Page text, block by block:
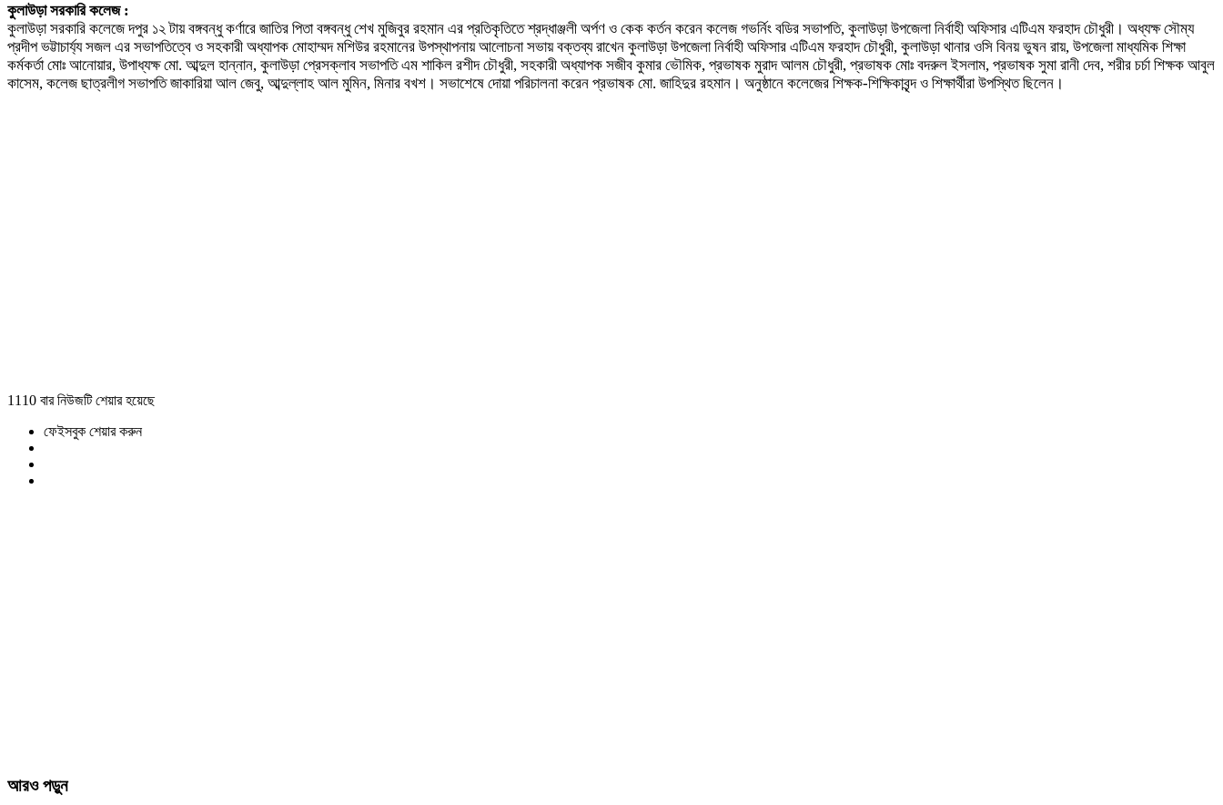
কুলাউড়া সরকারি কলেজ :
কুলাউড়া সরকারি কলেজে দপুর ১২ টায় বঙ্গবন্ধু কর্ণারে জাতির পিতা বঙ্গবন্ধু শেখ মুজিবুর রহমান এর প্রতিকৃতিতে শ্রদ্ধাঞ্জলী অর্পণ ও কেক কর্তন করেন কলেজ গভর্নিং বডির সভাপতি, কুলাউড়া উপজেলা নির্বাহী অফিসার এটিএম ফরহাদ চৌধুরী। অধ্যক্ষ সৌম্য
প্রদীপ ভট্টাচার্য্য সজল এর সভাপতিত্বে ও সহকারী অধ্যাপক মোহাম্মদ মশিউর রহমানের উপস্থাপনায় আলোচনা সভায় বক্তব্য রাখেন কুলাউড়া উপজেলা নির্বাহী অফিসার এটিএম ফরহাদ চৌধুরী, কুলাউড়া থানার ওসি বিনয় ভুষন রায়, উপজেলা মাধ্যমিক শিক্ষা
কর্মকর্তা মোঃ আনোয়ার, উপাধ্যক্ষ মো. আব্দুল হান্নান, কুলাউড়া প্রেসক্লাব সভাপতি এম শাকিল রশীদ চৌধুরী, সহকারী অধ্যাপক সজীব কুমার ভৌমিক, প্রভাষক মুরাদ আলম চৌধুরী, প্রভাষক মোঃ বদরুল ইসলাম, প্রভাষক সুমা রানী দেব, শরীর চর্চা শিক্ষক আবুল
কাসেম, কলেজ ছাত্রলীগ সভাপতি জাকারিয়া আল জেবু, আব্দুল্লাহ আল মুমিন, মিনার বখশ। সভাশেষে দোয়া পরিচালনা করেন প্রভাষক মো. জাহিদুর রহমান। অনুষ্ঠানে কলেজের শিক্ষক-শিক্ষিকাবৃন্দ ও শিক্ষার্থীরা উপস্থিত ছিলেন।
1110 বার নিউজটি শেয়ার হয়েছে
ফেইসবুক শেয়ার করুন
আরও পড়ুন